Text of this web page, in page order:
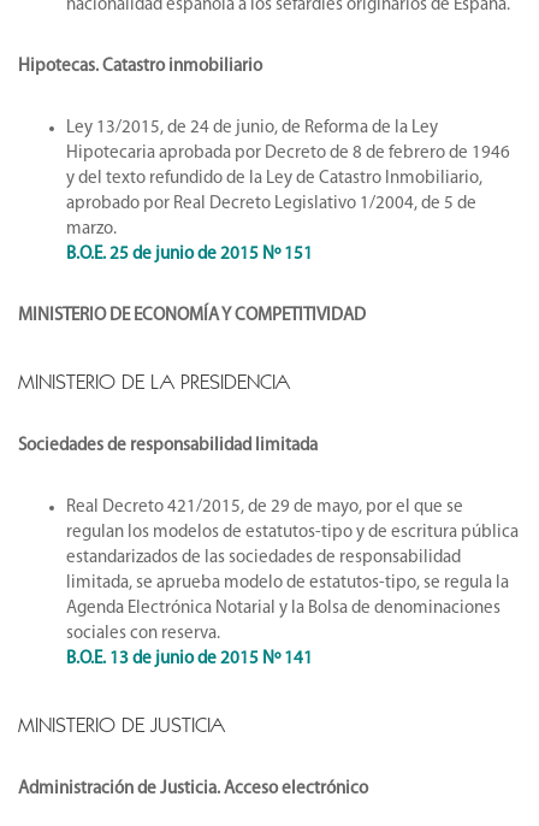
nacionalidad española a los sefardíes originarios de España.
Hipotecas. Catastro inmobiliario
Ley 13/2015, de 24 de junio, de Reforma de la Ley
Hipotecaria aprobada por Decreto de 8 de febrero de 1946
y del texto refundido de la Ley de Catastro Inmobiliario,
aprobado por Real Decreto Legislativo 1/2004, de 5 de
marzo.
B.O.E. 25 de junio de 2015 Nº 151
MINISTERIO DE ECONOMÍA Y COMPETITIVIDAD
MINISTERIO DE LA PRESIDENCIA
Sociedades de responsabilidad limitada
Real Decreto 421/2015, de 29 de mayo, por el que se
regulan los modelos de estatutos-tipo y de escritura pública
estandarizados de las sociedades de responsabilidad
limitada, se aprueba modelo de estatutos-tipo, se regula la
Agenda Electrónica Notarial y la Bolsa de denominaciones
sociales con reserva.
B.O.E. 13 de junio de 2015 Nº 141
MINISTERIO DE JUSTICIA
Administración de Justicia. Acceso electrónico